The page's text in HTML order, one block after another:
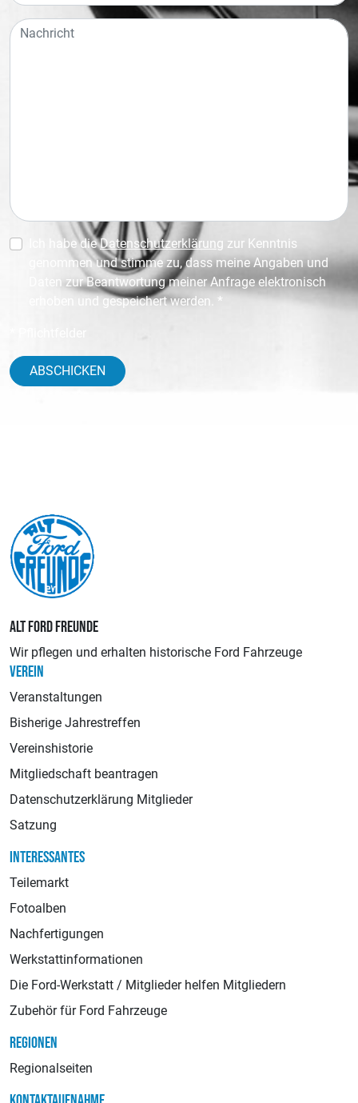
Ich habe dieDatenschutzerklärung zur Kenntnis
genommen und stimme zu, dass meine Angaben und
Daten zur Beantwortung meiner Anfrage elektronisch
erhoben und gespeichert werden. *
ABSCHICKEN
ALT FORD FREUNDE
Wir pflegen und erhalten historische Ford Fahrzeuge
VEREIN
Veranstaltungen
Bisherige Jahrestreffen
Vereinshistorie
Mitgliedschaft beantragen
Datenschutzerklärung Mitglieder
Satzung
INTERESSANTES
Teilemarkt
Fotoalben
Nachfertigungen
Werkstattinformationen
Die Ford-Werkstatt / Mitglieder helfen Mitgliedern
Zubehör für Ford Fahrzeuge
REGIONEN
Regionalseiten